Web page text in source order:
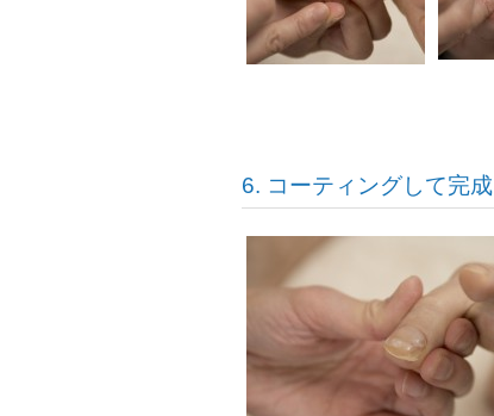
6. コーティングして完成